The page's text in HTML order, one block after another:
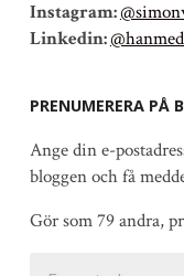
Instagram:
Linkedin:
PRENUMERERA PÅ
Ange din e-
bloggen och få
Gör som 79 andra,